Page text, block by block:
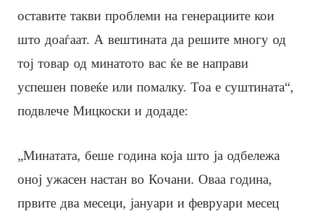
оставите такви проблеми на генерациите кои
што доаѓаат. А вештината да решите многу од
тој товар од минатото вас ќе ве направи
успешен повеќе или помалку. Тоа е суштината“,
подвлече Мицкоски и додаде:
„Минатата, беше година која што ја одбележа
оној ужасен настан во Кочани. Оваа година,
првите два месеци, јануари и февруари месец